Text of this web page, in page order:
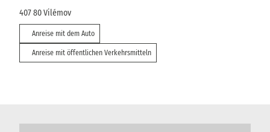
407 80Vilémov
Anreise mit dem Auto
Anreise mit öffentlichen Verkehrsmitteln